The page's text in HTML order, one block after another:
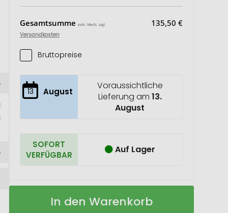
Gesamtsumme exkl. MwSt. zzgl.
Versandkosten
135,50 €
Bruttopreise
13 August
Voraussichtliche
Lieferung am 13.
August
SOFORT
VERFÜGBAR
Auf Lager
Springseil,
Auf
In den Warenkorb